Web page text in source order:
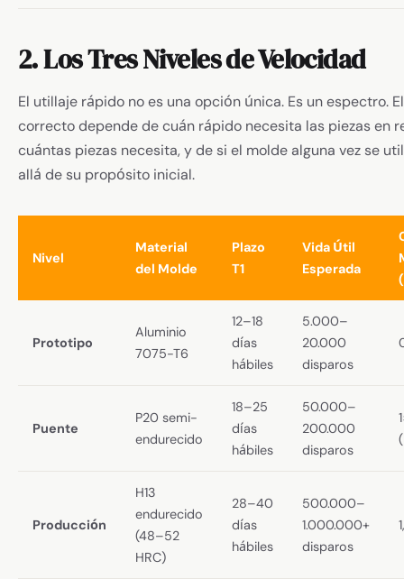
2. Los Tres Niveles de Velocidad
El utillaje rápido no es una opción única. Es un espectro.
correcto depende de cuán rápido necesita las piezas en
cuántas piezas necesita, y de si el molde alguna vez se
allá de su propósito inicial.
Nivel
Material
del Molde
Plazo
T1
Vida Útil
Esperada
Prototipo
Aluminio
7075-T6
12–18
días
hábiles
5.000–
20.000
disparos
Puente
P20 semi-
endurecido
18–25
días
hábiles
50.000–
200.000
disparos
Producción
H13
endurecido
(48–52
HRC)
28–40
días
hábiles
500.000–
1.000.000+
disparos